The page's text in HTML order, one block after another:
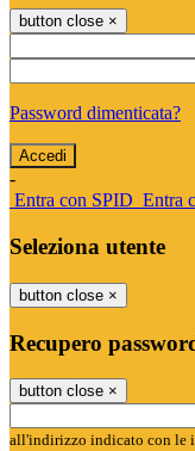
button close ×
Password dimenticata?
-
Entra con SPID Entra
Seleziona utente
button close ×
Recupero
button close ×
all'indirizzo indicato con le